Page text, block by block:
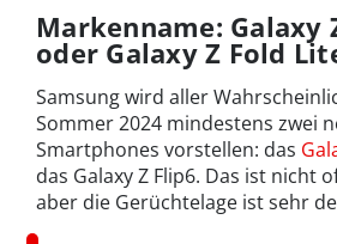
Markenname: Galaxy
oder Galaxy Z Fold
Samsung wird aller
Sommer 2024 mindestens zwei
Smartphones vorstellen: das
das Galaxy Z Flip6. Das ist nicht
aber die Gerüchtelage ist sehr